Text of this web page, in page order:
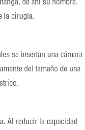
la cirugía.
se insertan una cámara
del tamaño de una
Al reducir la capacidad